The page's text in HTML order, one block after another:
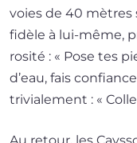
voies de 40 mètres
fidèle à lui-même,
ro­si­té : « Pose tes
d’eau, fais
tri­via­le­ment : «